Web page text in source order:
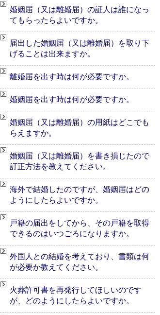
婚姻届（又は離婚届）の証人は誰になっ
てもらったらよいですか。
届出した婚姻届（又は離婚届）を取り下
げることは出来ますか。
離婚届を出す時は何が必要ですか。
婚姻届を出す時は何が必要ですか。
婚姻届（又は離婚届）の用紙はどこでも
らえますか。
婚姻届（又は離婚届）を書き損じたので
訂正方法を教えてください。
海外で結婚したのですが、婚姻届はどの
ようにしたらよいですか。
戸籍の届出をしてから、その戸籍を取得
できるのはいつごろになりますか。
外国人との結婚を考えており、書類は何
が必要か教えてください。
火葬許可書を再発行してほしいのです
が、どのようにしたらよいですか。